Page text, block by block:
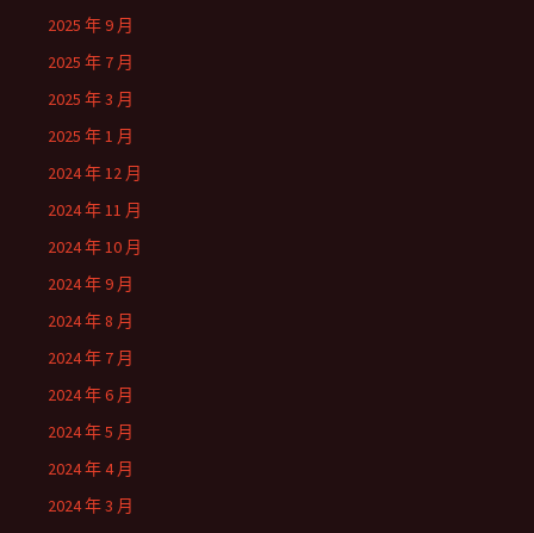
2025 年 9 月
2025 年 7 月
2025 年 3 月
2025 年 1 月
2024 年 12 月
2024 年 11 月
2024 年 10 月
2024 年 9 月
2024 年 8 月
2024 年 7 月
2024 年 6 月
2024 年 5 月
2024 年 4 月
2024 年 3 月